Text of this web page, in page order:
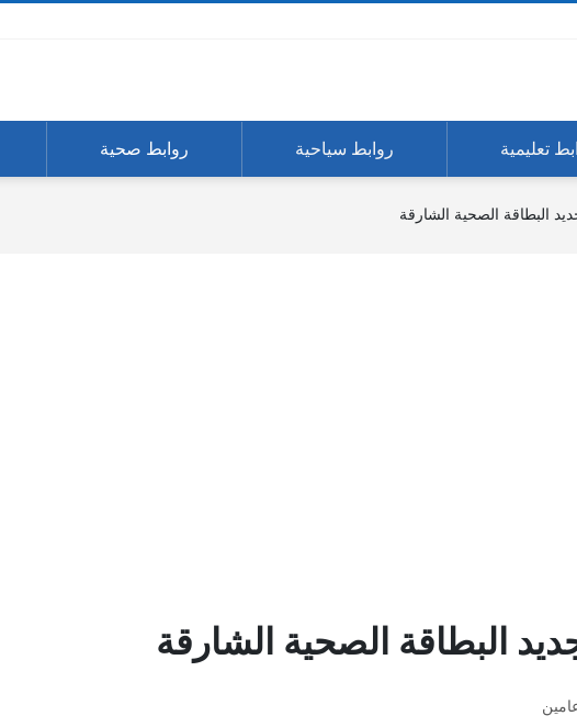
تعليمية روابط سياحية روابط صحية
البطاقة الصحية الشارقة
البطاقة الصحية الشارقة